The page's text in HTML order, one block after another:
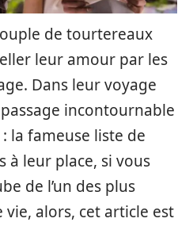
de tourtereaux
leur amour par les
Dans leur voyage
incontournable
la fameuse liste de
à leur place, si vous
de l’un des plus
alors, cet article est